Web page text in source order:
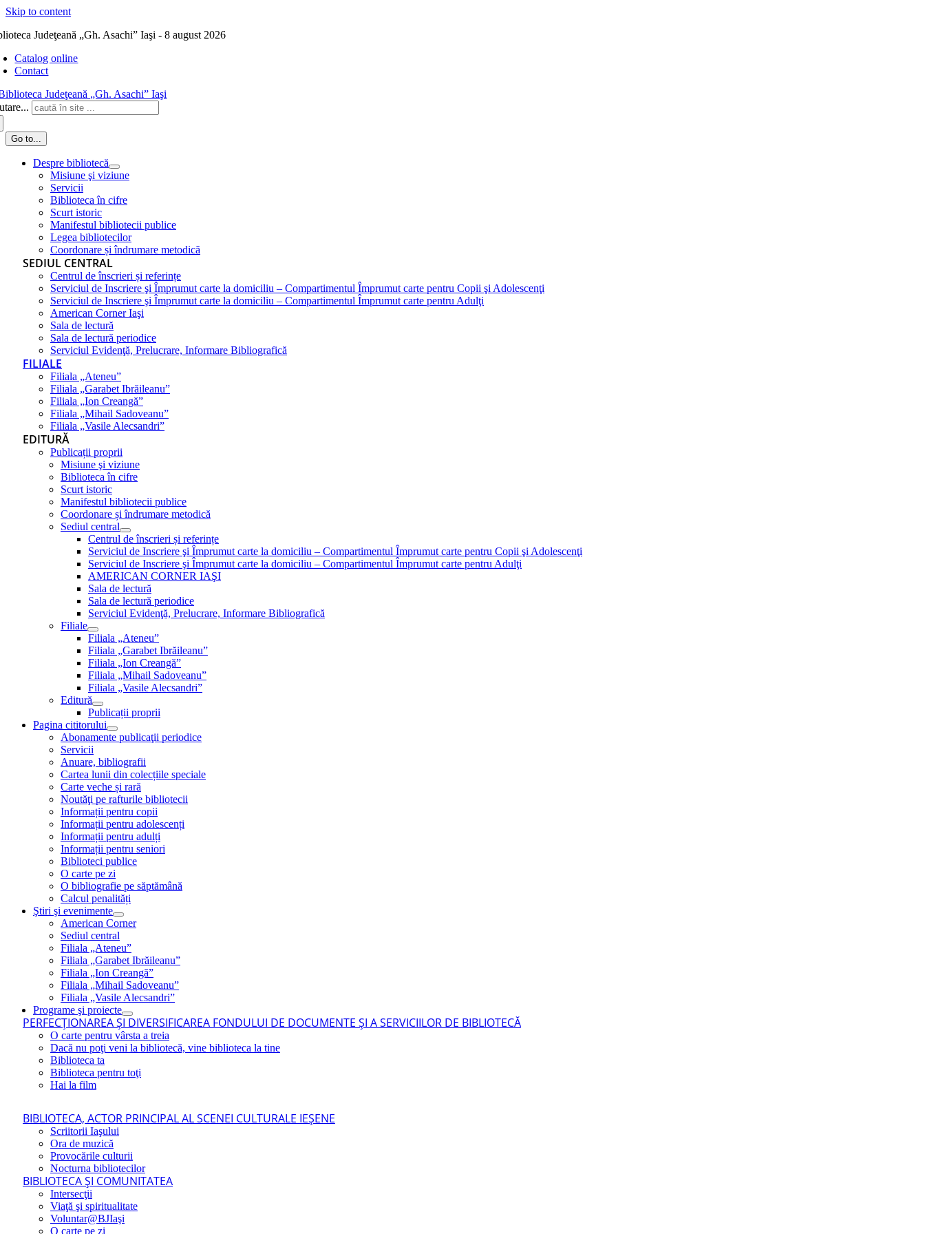
Skip to content
Judeţeană „Gh. Asachi” Iaşi - 8 august 2026
Catalog online
Contact
Go to...
Despre bibliotecă
Misiune şi viziune
Servicii
Biblioteca în cifre
Scurt istoric
Manifestul bibliotecii publice
Legea bibliotecilor
Coordonare și îndrumare metodică
SEDIUL CENTRAL
Centrul de înscrieri și referințe
Serviciul de Inscriere şi Împrumut carte la domiciliu – Compartimentul Împrumut carte pentru Copii şi Adolescenţi
Serviciul de Inscriere şi Împrumut carte la domiciliu – Compartimentul Împrumut carte pentru Adulţi
American Corner Iaşi
Sala de lectură
Sala de lectură periodice
Serviciul Evidenţă, Prelucrare, Informare Bibliografică
FILIALE
Filiala „Ateneu”
Filiala „Garabet Ibrăileanu”
Filiala „Ion Creangă”
Filiala „Mihail Sadoveanu”
Filiala „Vasile Alecsandri”
EDITURĂ
Publicații proprii
Misiune şi viziune
Biblioteca în cifre
Scurt istoric
Manifestul bibliotecii publice
Coordonare și îndrumare metodică
Sediul central
Centrul de înscrieri și referințe
Serviciul de Inscriere şi Împrumut carte la domiciliu – Compartimentul Împrumut carte pentru Copii şi Adolescenţi
Serviciul de Inscriere şi Împrumut carte la domiciliu – Compartimentul Împrumut carte pentru Adulţi
AMERICAN CORNER IAŞI
Sala de lectură
Sala de lectură periodice
Serviciul Evidenţă, Prelucrare, Informare Bibliografică
Filiale
Filiala „Ateneu”
Filiala „Garabet Ibrăileanu”
Filiala „Ion Creangă”
Filiala „Mihail Sadoveanu”
Filiala „Vasile Alecsandri”
Editură
Publicații proprii
Pagina cititorului
Abonamente publicaţii periodice
Servicii
Anuare, bibliografii
Cartea lunii din colecțiile speciale
Carte veche și rară
Noutăţi pe rafturile bibliotecii
Informații pentru copii
Informații pentru adolescenți
Informații pentru adulți
Informații pentru seniori
Biblioteci publice
O carte pe zi
O bibliografie pe săptămână
Calcul penalități
Ştiri şi evenimente
American Corner
Sediul central
Filiala „Ateneu”
Filiala „Garabet Ibrăileanu”
Filiala „Ion Creangă”
Filiala „Mihail Sadoveanu”
Filiala „Vasile Alecsandri”
Programe şi proiecte
PERFECŢIONAREA ŞI DIVERSIFICAREA FONDULUI DE DOCUMENTE ŞI A SERVICIILOR DE BIBLIOTECĂ
O carte pentru vârsta a treia
Dacă nu poţi veni la bibliotecă, vine biblioteca la tine
Biblioteca ta
Biblioteca pentru toţi
Hai la film
BIBLIOTECA, ACTOR PRINCIPAL AL SCENEI CULTURALE IEŞENE
Scriitorii Iaşului
Ora de muzică
Provocările culturii
Nocturna bibliotecilor
BIBLIOTECA ŞI COMUNITATEA
Intersecţii
Viaţă şi spiritualitate
Voluntar@BJIaşi
O carte pe zi